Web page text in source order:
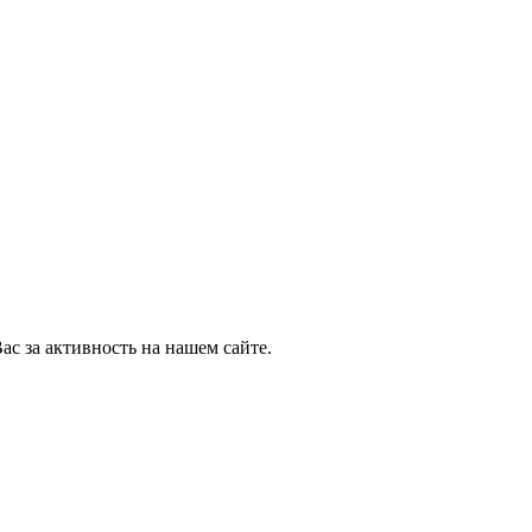
за активность на нашем сайте.